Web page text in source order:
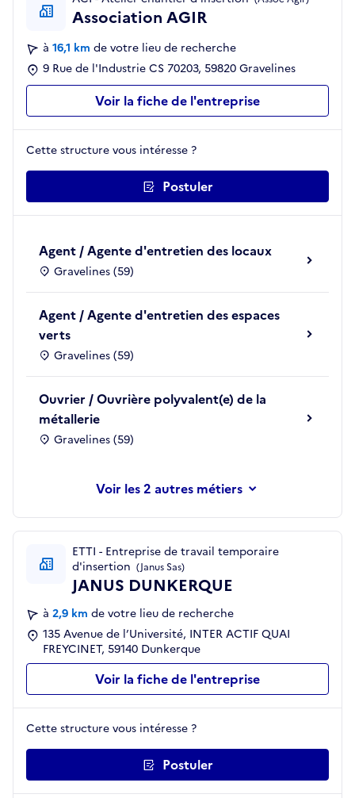
Association AGIR
à 16,1 km de votre lieu de recherche
9 Rue de l'Industrie CS 70203, 59820 Gravelines
Voir la fiche de l'entreprise
Cette structure vous intéresse ?
Postuler
Agent / Agente d'entretien des locaux
Gravelines (59)
Agent / Agente d'entretien des espaces
verts
Gravelines (59)
Ouvrier / Ouvrière polyvalent(e) de la
métallerie
Gravelines (59)
les 2 autres métiers
ETTI - Entreprise de travail temporaire
d'insertion (Janus Sas)
JANUS DUNKERQUE
à 2,9 km de votre lieu de recherche
135 Avenue de l’Université, INTER ACTIF QUAI
FREYCINET, 59140 Dunkerque
Voir la fiche de l'entreprise
Cette structure vous intéresse ?
Postuler